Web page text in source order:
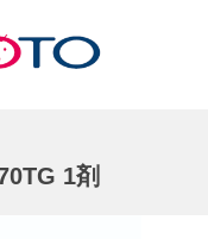
1剤